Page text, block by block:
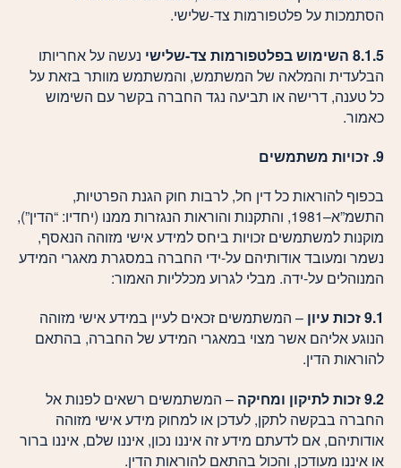
הסתמכות על פלטפורמות צד-שלישי.
8.1.5 השימוש בפלטפורמות צד-שלישי
נעשה על אחריותו
הבלעדית והמלאה של המשתמש, והמשתמש מוותר בזאת על
כל טענה, דרישה או תביעה נגד החברה בקשר עם השימוש
כאמור.
9. זכויות משתמשים
בכפוף להוראות כל דין חל, לרבות חוק הגנת הפרטיות,
התשמ”א–1981, והתקנות והוראות הנגזרות ממנו (יחדיו: “הדין”),
מוקנות למשתמשים זכויות ביחס למידע אישי מזוהה הנאסף,
נשמר ומעובד אודותיהם על-ידי החברה במסגרת מאגרי המידע
המנוהלים על-ידה. מבלי לגרוע מכלליות האמור:
9.1 זכות עיון
– המשתמשים זכאים לעיין במידע אישי מזוהה
הנוגע אליהם אשר מצוי במאגרי המידע של החברה, בהתאם
להוראות הדין.
9.2 זכות לתיקון ומחיקה
– המשתמשים רשאים לפנות אל
החברה בבקשה לתקן, לעדכן או למחוק מידע אישי מזוהה
אודותיהם, אם לדעתם מידע זה איננו נכון, איננו שלם, איננו ברור
או איננו מעודכן, והכול בהתאם להוראות הדין.